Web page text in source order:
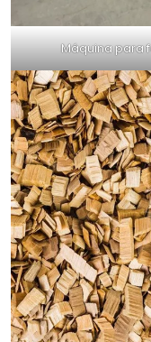
Máquina para